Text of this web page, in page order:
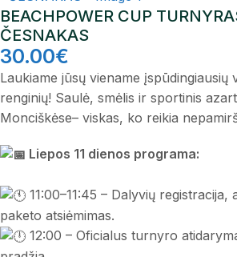
BEACHPOWER CUP
ČESNAKAS
30.00€
Laukiame jūsų viename įspūdingiausių
renginių! Saulė, smėlis ir sportinis
Monciškėse– viskas, ko reikia
Liepos 11 dienos programa:
11:00–11:45 – Dalyvių registracija,
paketo atsiėmimas.
12:00 – Oficialus turnyro